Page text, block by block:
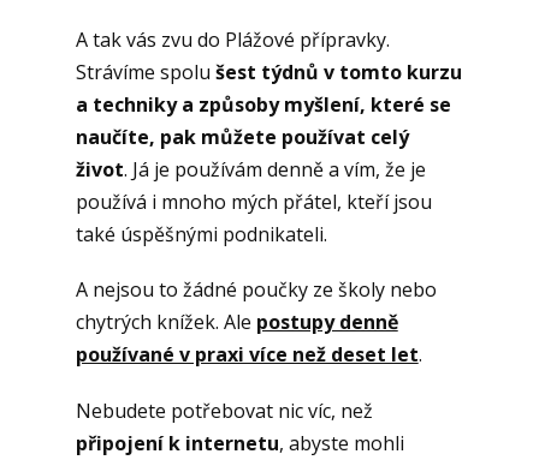
A tak vás zvu do Plážové přípravky.
Strávíme spolu šest týdnů v tomto kurzu
a techniky a způsoby myšlení, které se
naučíte, pak můžete používat celý
život. Já je používám denně a vím, že je
používá i mnoho mých přátel, kteří jsou
také úspěšnými podnikateli.
A nejsou to žádné poučky ze školy nebo
chytrých knížek. Ale postupy denně
používané v praxi více než deset let.
Nebudete potřebovat nic víc, než
připojení k internetu, abyste mohli